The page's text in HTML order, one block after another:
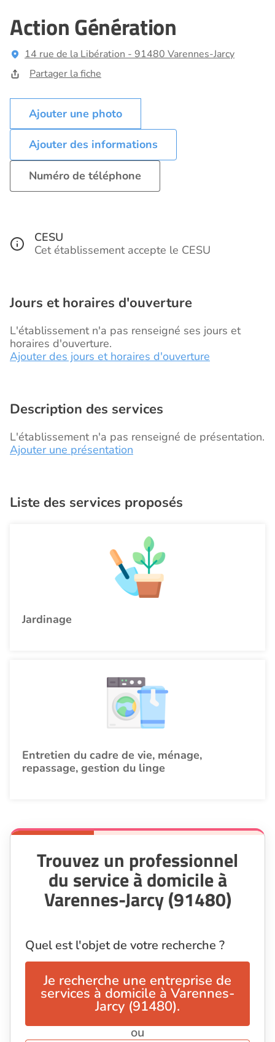
Action Génération
14 rue de la Libération - 91480 Varennes-Jarcy
Partager la fiche
Ajouter des informations
Numéro de téléphone
CESU
Cet établissement accepte le CESU
Jours et horaires d'ouverture
L'établissement n'a pas renseigné ses jours et
horaires d'ouverture.
Ajouter des jours et horaires d'ouverture
Description des services
L'établissement n'a pas renseigné de présentation.
Ajouter une présentation
Liste des services proposés
Jardinage
Entretien du cadre de vie, ménage,
repassage, gestion du linge
Trouvez un professionnel
du service à domicile à
Varennes-Jarcy (91480)
Quel est l'objet de votre recherche ?
Je recherche une entreprise de
services à domicile à Varennes-
Jarcy (91480).
ou